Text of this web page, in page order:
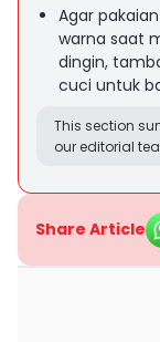
Agar
warna saat
dingin,
cuci untuk
This section
our editorial
Share Article